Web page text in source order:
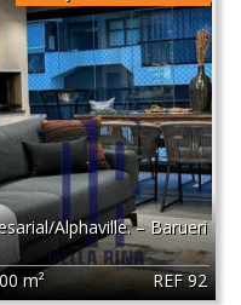
REF 92
Alphaville.–Barueri
m²